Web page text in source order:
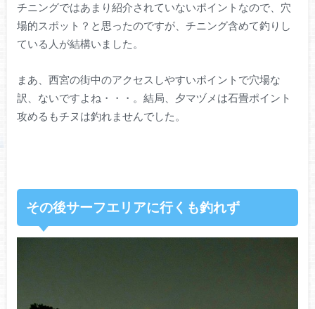
チニングではあまり紹介されていないポイントなので、穴
場的スポット？と思ったのですが、チニング含めて釣りし
ている人が結構いました。
まあ、西宮の街中のアクセスしやすいポイントで穴場な
訳、ないですよね・・・。結局、夕マヅメは石畳ポイント
攻めるもチヌは釣れませんでした。
その後サーフエリアに行くも釣れず